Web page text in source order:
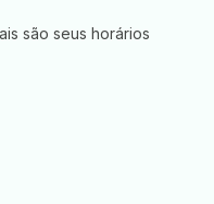
são seus horários